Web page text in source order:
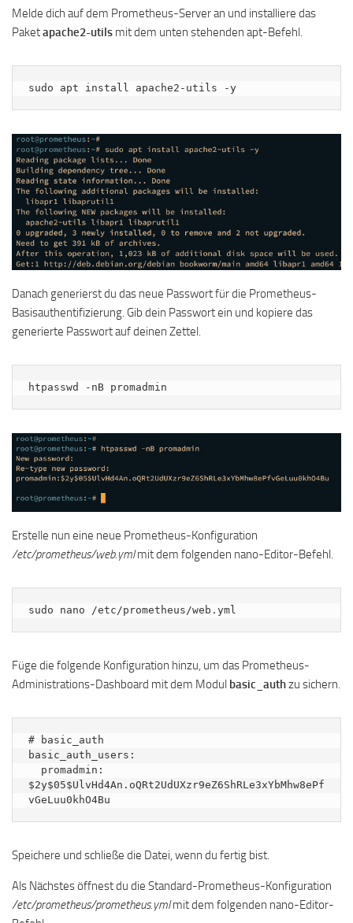
Melde dich auf dem Prometheus-Server an und installiere das
Paketapache2-utils mit dem unten stehenden apt-Befehl.
sudo apt install apache2-utils -y
Danach generierst du das neue Passwort für die Prometheus-
Basisauthentifizierung. Gib dein Passwort ein und kopiere das
generierte Passwort auf deinen Zettel.
htpasswd -nB promadmin
Erstelle nun eine neue Prometheus-Konfiguration
/etc/prometheus/web.ymlmit dem folgenden nano-Editor-Befehl.
sudo nano /etc/prometheus/web.yml
Füge die folgende Konfiguration hinzu, um das Prometheus-
Administrations-Dashboard mit dem Modul basic_authzu sichern.
# basic_auth
basic_auth_users:
promadmin:
$2y$05$UlvHd4An.oQRt2UdUXzr9eZ6ShRLe3xYbMhw8ePf
vGeLuu0khO4Bu
Speichere und schließe die Datei, wenn du fertig bist.
Als Nächstes öffnest du die Standard-Prometheus-Konfiguration
/etc/prometheus/prometheus.ymlmit dem folgenden nano-Editor-